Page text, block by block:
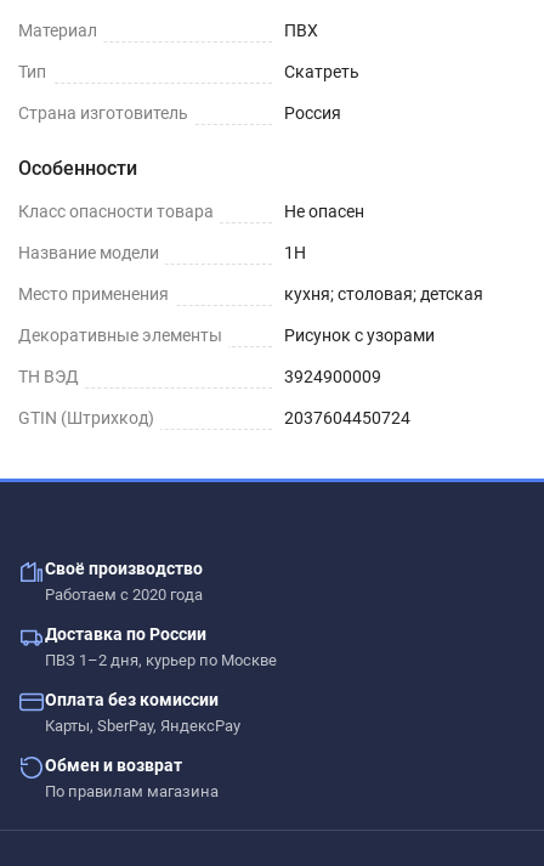
Материал ПВХ
Тип Скатреть
Страна изготовитель Россия
Особенности
Класс опасности товара Не опасен
Название модели 1H
Место применения кухня; столовая; детская
Декоративные элементы Рисунок с узорами
ТН ВЭД 3924900009
GTIN (Штрихкод) 2037604450724
Своё производство
Работаем с 2020 года
Доставка по России
ПВЗ 1–2 дня, курьер по Москве
Оплата без комиссии
Карты, SberPay, ЯндексPay
Обмен и возврат
По правилам магазина